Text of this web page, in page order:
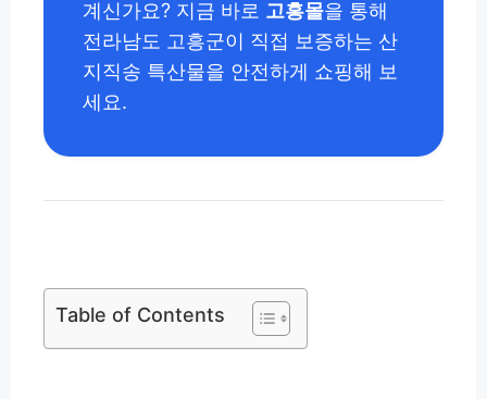
계신가요? 지금 바로 고흥몰을 통해
전라남도 고흥군이 직접 보증하는 산
지직송 특산물을 안전하게 쇼핑해 보
세요.
Table of Contents